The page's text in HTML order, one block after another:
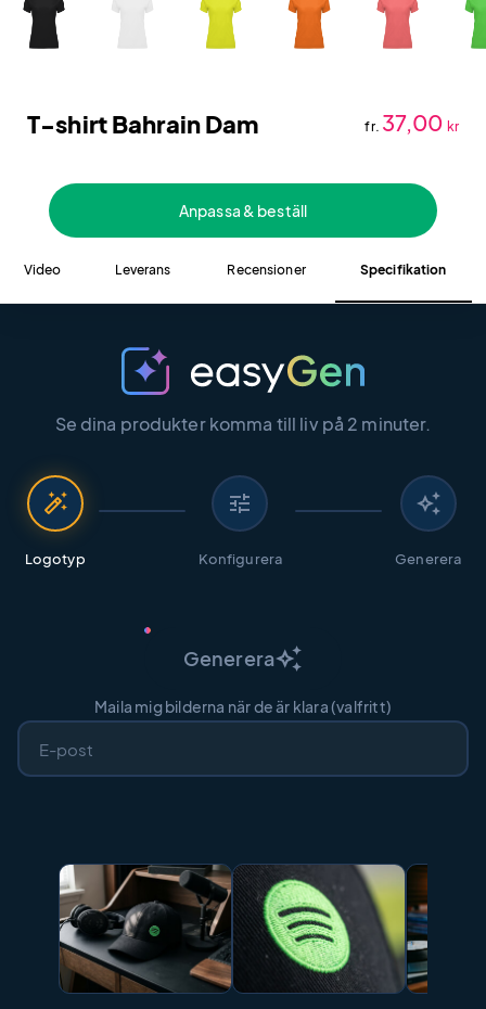
T-shirt Bahrain Dam fr. 37,00 kr
Anpassa & beställ
Video Leverans Recensioner Specifikation
Se dina produkter komma till liv på 2 minuter.
auto_fix_high
Logotyp
tune
Konfigurera
auto_awesome
Generera
Genereraauto_awesome
Maila mig bilderna när de är klara (valfritt)